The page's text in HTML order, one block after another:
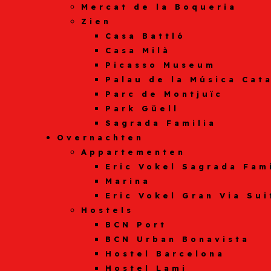
Mercat de la Boqueria
Zien
Casa Battló
Casa Milà
Picasso Museum
Palau de la Música
Parc de Montjuïc
Park Güell
Sagrada Familia
Overnachten
Appartementen
Eric Vokel Sagrada
Marina
Eric Vokel Gran Via
Hostels
BCN Port
BCN Urban Bonavista
Hostel Barcelona
Hostel Lami